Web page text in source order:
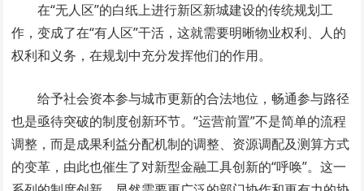
在“无人区”的白纸上进行新区新城建设的传统规划工
作，变成了在“有人区”干活，这就需要明晰物业权利、人的
权利和义务，在规划中充分发挥他们的作用。
给予社会资本参与城市更新的合法地位，畅通参与路径
也是亟待突破的制度创新环节。“运营前置”不是简单的流程
调整，而是成果利益分配机制的调整、资源调配及测算方式
的变革，由此也催生了对新型金融工具创新的“呼唤”。这一